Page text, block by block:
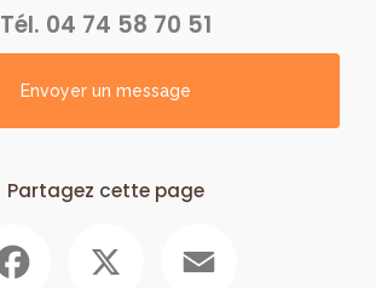
Tél. 04 74 58 70 51
Envoyer un message
Partagez cette page